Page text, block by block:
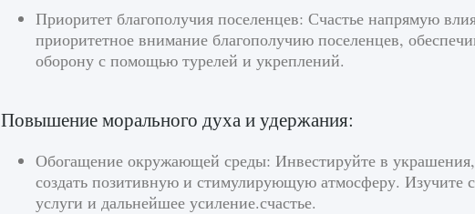
Приоритет благополучия поселенцев: Счастье напрямую
приоритетное внимание благополучию поселенцев,
оборону с помощью турелей и укреплений.
Повышение морального духа и удержания:
Обогащение окружающей среды: Инвестируйте в
создать позитивную и стимулирующую атмосферу. Изучите
услуги и дальнейшее усиление.счастье.